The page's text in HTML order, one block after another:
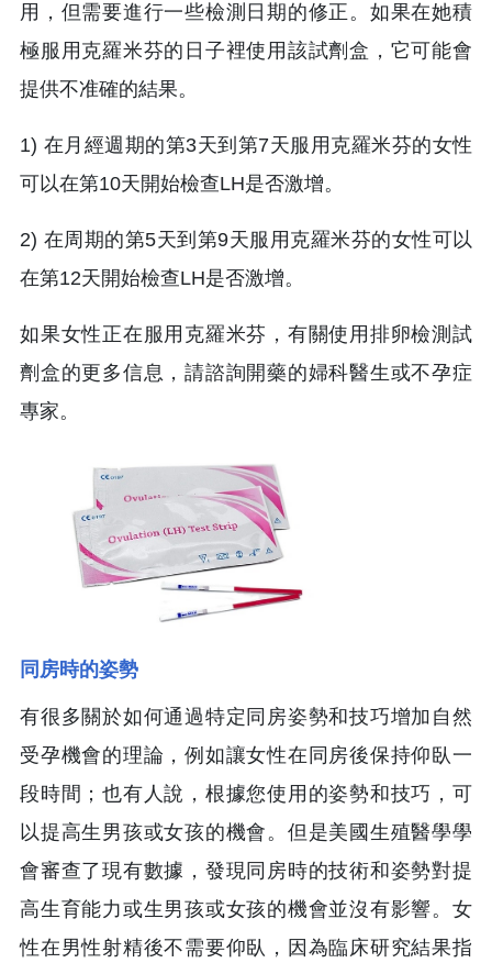
用，但需要進行一些檢測日期的修正。如果在她積
極服用克羅米芬的日子裡使用該試劑盒，它可能會
提供不准確的結果。
1) 在月經週期的第3天到第7天服用克羅米芬的女性
可以在第10天開始檢查LH是否激增。
2) 在周期的第5天到第9天服用克羅米芬的女性可以
在第12天開始檢查LH是否激增。
如果女性正在服用克羅米芬，有關使用排卵檢測試
劑盒的更多信息，請諮詢開藥的婦科醫生或不孕症
專家。
同房時的姿勢
有很多關於如何通過特定同房姿勢和技巧增加自然
受孕機會的理論，例如讓女性在同房後保持仰臥一
段時間；也有人說，根據您使用的姿勢和技巧，可
以提高生男孩或女孩的機會。但是美國生殖醫學學
會審查了現有數據，發現同房時的技術和姿勢對提
高生育能力或生男孩或女孩的機會並沒有影響。女
性在男性射精後不需要仰臥，因為臨床研究結果指